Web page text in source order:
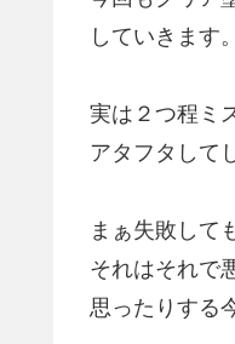
していきます。
実は２つ程ミ
アタフタして
まぁ失敗して
それはそれで
思ったりする